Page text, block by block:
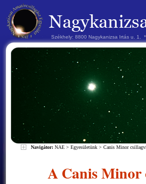
Székhely: 8800 Nagykanizsa Irtás u.
Navigátor: NAE > Egyesületünk > Canis Minor
A Canis Minor